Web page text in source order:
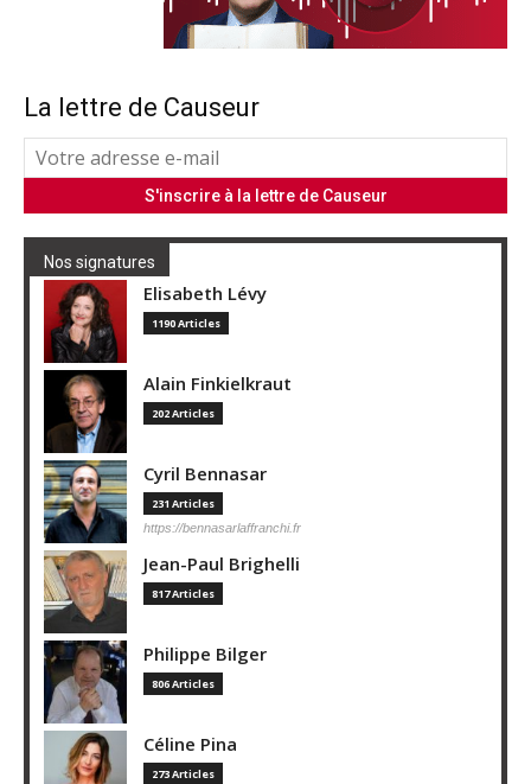
La lettre de Causeur
Nos signatures
Elisabeth Lévy
1190 Articles
Alain Finkielkraut
202 Articles
Cyril Bennasar
231 Articles
https://bennasarlaffranchi.fr
Jean-Paul Brighelli
817 Articles
Philippe Bilger
806 Articles
Céline Pina
273 Articles